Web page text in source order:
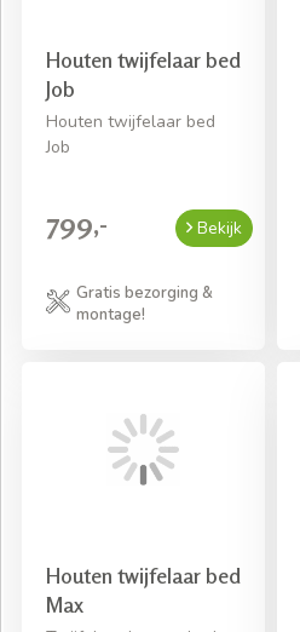
Houten twijfelaar bed
Job
Houten twijfelaar bed
Job
799,- Bekijk
Gratis bezorging &
montage!
Houten twijfelaar bed
Max